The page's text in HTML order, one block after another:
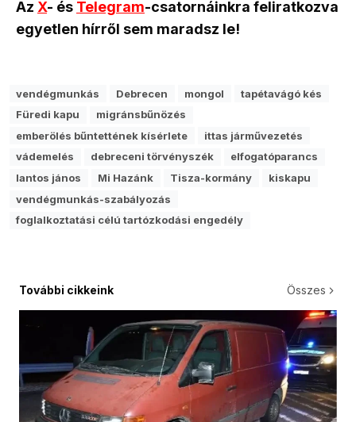
Az X- és Telegram-csatornáinkra feliratkozva
egyetlen hírről sem maradsz le!
vendégmunkás Debrecen mongol
tapétavágó kés
Füredi kapu
migránsbűnözés
emberölés bűntettének kísérlete
ittas járművezetés
vádemelés
debreceni törvényszék
elfogatóparancs
lantos jános
Mi Hazánk Tisza-kormány
kiskapu
vendégmunkás-szabályozás
foglalkoztatási célú tartózkodási engedély
További cikkeink Összes